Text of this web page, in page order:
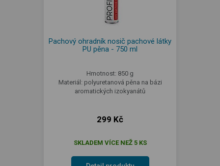
Pachový ohradník nosič pachové látky
PU pěna - 750 ml
Hmotnost: 850 g
Materiál: polyuretanová pěna na bázi
aromatických izokyanátů
299 Kč
SKLADEM VÍCE NEŽ 5 KS